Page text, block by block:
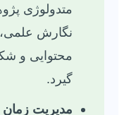
متدولوژی
نگارش علمی،
محتوایی و
گیرد.
مدیریت زمان